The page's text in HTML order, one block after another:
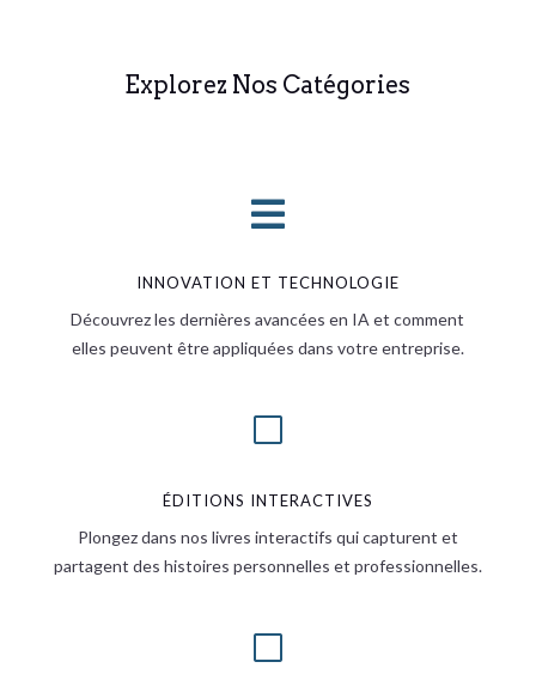
Explorez Nos Catégories

INNOVATION ET TECHNOLOGIE
Découvrez les dernières avancées en IA et comment
elles peuvent être appliquées dans votre entreprise.
V
ÉDITIONS INTERACTIVES
Plongez dans nos livres interactifs qui capturent et
partagent des histoires personnelles et professionnelles.
V